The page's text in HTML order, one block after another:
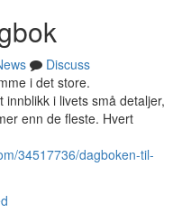
Discuss
i det store.
i livets små detaljer,
enn de fleste. Hvert
34517736/dagboken-til-